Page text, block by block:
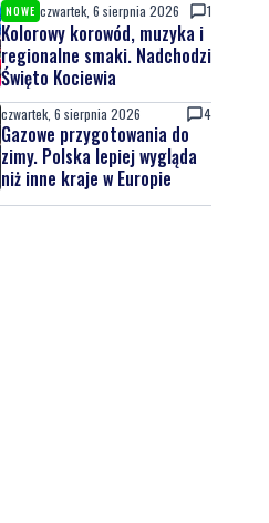
NOWE czwartek, 6 sierpnia 2026 1
Kolorowy korowód, muzyka i
regionalne smaki. Nadchodzi
Święto Kociewia
czwartek, 6 sierpnia 2026 4
Gazowe przygotowania do
zimy. Polska lepiej wygląda
niż inne kraje w Europie